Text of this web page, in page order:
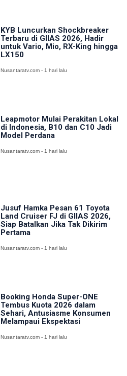
KYB Luncurkan Shockbreaker
Terbaru di GIIAS 2026, Hadir
untuk Vario, Mio, RX-King hingga
LX150
Nusantaratv.com - 1 hari lalu
Leapmotor Mulai Perakitan Lokal
di Indonesia, B10 dan C10 Jadi
Model Perdana
Nusantaratv.com - 1 hari lalu
Jusuf Hamka Pesan 61 Toyota
Land Cruiser FJ di GIIAS 2026,
Siap Batalkan Jika Tak Dikirim
Pertama
Nusantaratv.com - 1 hari lalu
Booking Honda Super-ONE
Tembus Kuota 2026 dalam
Sehari, Antusiasme Konsumen
Melampaui Ekspektasi
Nusantaratv.com - 1 hari lalu